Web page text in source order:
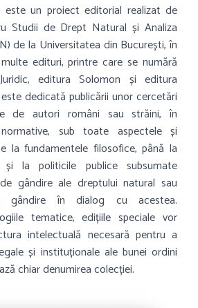
este un proiect editorial realizat de
Studii de Drept Natural și Analiza
de la Universitatea din București, în
edituri, printre care se numără
editura Solomon și editura
dedicată publicării unor cercetări
de autori români sau străini, în
sub toate aspectele și
la fundamentele filosofice, până la
și la politicile publice subsumate
gândire ale dreptului natural sau
gândire în dialog cu acestea.
tematice, edițiile speciale vor
intelectuală necesară pentru a
și instituționale ale bunei ordini
chiar denumirea colecției.